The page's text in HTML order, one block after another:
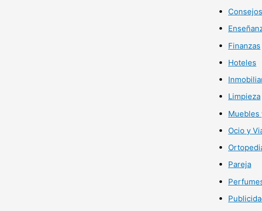
Consejos
Finanzas
Hoteles
Limpieza
Muebles
Ocio y
Pareja